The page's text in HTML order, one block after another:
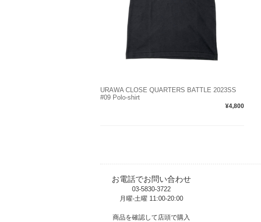
URAWA CLOSE QUARTERS BATTLE 2023SS
#09 Polo-shirt
¥4,800
お電話でお問い合わせ
03-5830-3722
月曜-土曜 11:00-20:00
商品を確認して店頭で購入